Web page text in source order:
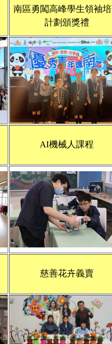
南區勇闖高峰學生領袖
計劃頒獎禮
AI機械人課程
慈善花卉義賣